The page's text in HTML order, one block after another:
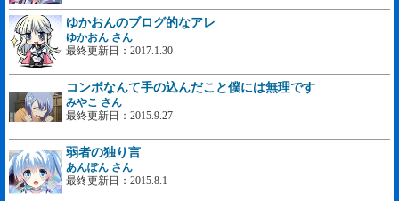
ゆかおんのブログ的なアレ
ゆかおん さん
最終更新日：2017.1.30
コンボなんて手の込んだこと僕には無理です
みやこ さん
最終更新日：2015.9.27
弱者の独り言
あんぽん さん
最終更新日：2015.8.1